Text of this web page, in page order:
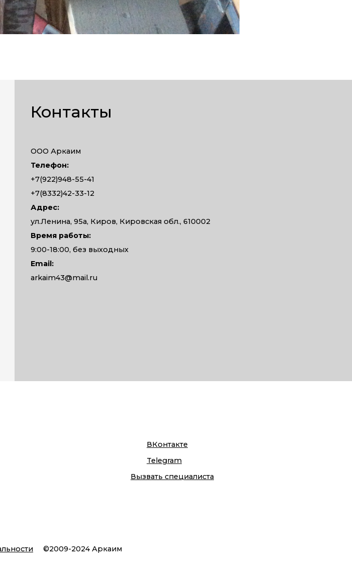
Контакты
ООО Аркаим
Телефон:
+7(922)948-55-41
+7(8332)42-33-12
Адрес:
ул.Ленина, 95а, Киров, Кировская обл., 610002
Время работы:
9:00-18:00, без выходных
Email:
arkaim43@mail.ru
ВКонтакте
Telegram
Вызвать специалиста
©2009-2024 Аркаим